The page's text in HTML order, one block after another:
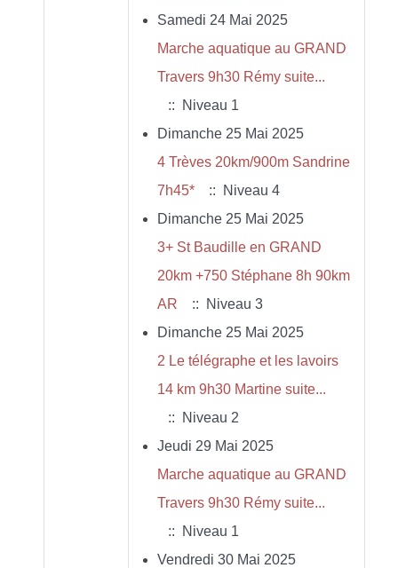
Samedi 24 Mai 2025
Marche aquatique au GRAND
Travers 9h30 Rémy suite...
:: Niveau 1
Dimanche 25 Mai 2025
4 Trèves 20km/900m Sandrine
7h45*
:: Niveau 4
Dimanche 25 Mai 2025
3+ St Baudille en GRAND
20km +750 Stéphane 8h 90km
AR
:: Niveau 3
Dimanche 25 Mai 2025
2 Le télégraphe et les lavoirs
14 km 9h30 Martine suite...
:: Niveau 2
Jeudi 29 Mai 2025
Marche aquatique au GRAND
Travers 9h30 Rémy suite...
:: Niveau 1
Vendredi 30 Mai 2025